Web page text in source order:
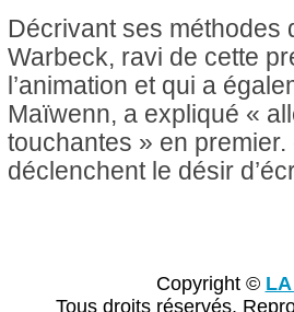
Décrivant ses méthodes
Warbeck, ravi de cette
l’animation et qui a
Maïwenn, a expliqué «
touchantes » en
déclenchent le désir
Copyright ©
Tous droits réservés.